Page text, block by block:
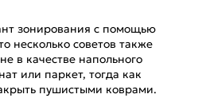
зонирования с помощью
несколько советов также
в качестве напольного
или паркет, тогда как
пушистыми коврами.